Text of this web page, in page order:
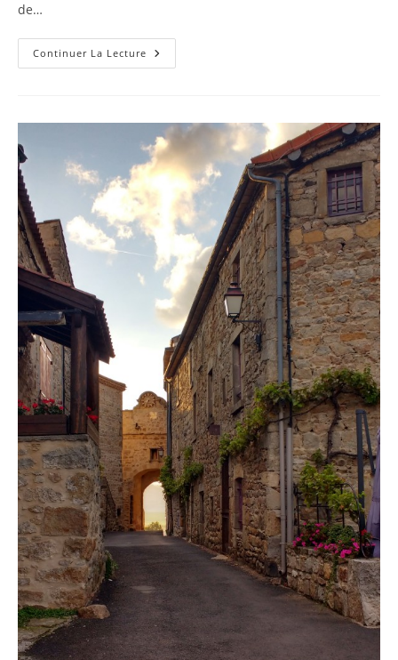
de…
Continuer La Lecture Septembre
2017
C’est
Fini
!